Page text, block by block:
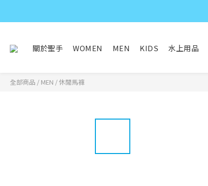
關於聖手 WOMEN MEN KIDS 水上用品
全部商品 / MEN /休閒馬褲